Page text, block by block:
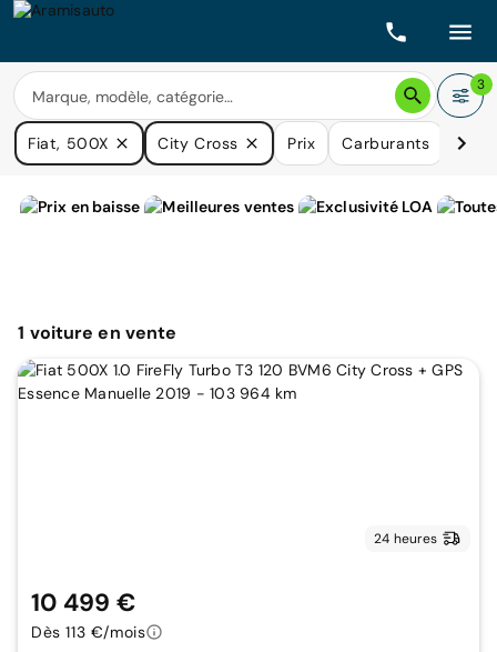
3
Fiat, 500X City Cross Prix Carburants
1 voitureen vente
24 heures
10 499 €
Dès 113 €/mois